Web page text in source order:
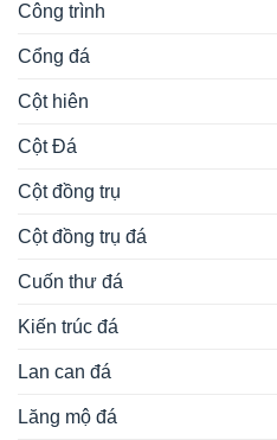
Công trình
Cổng đá
Cột hiên
Cột Đá
Cột đồng trụ
Cột đồng trụ đá
Cuốn thư đá
Kiến trúc đá
Lan can đá
Lăng mộ đá